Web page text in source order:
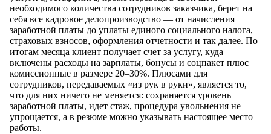
необходимого количества сотрудников заказчика, берет на
себя все кадровое делопроизводство — от начисления
заработной платы до уплаты единого социального налога,
страховых взносов, оформления отчетности и так далее. По
итогам месяца клиент получает счет за услугу, куда
включены расходы на зарплаты, бонусы и соцпакет плюс
комиссионные в размере 20–30%. Плюсами для
сотрудников, передаваемых «из рук в руки», является то,
что для них ничего не меняется: сохраняется уровень
заработной платы, идет стаж, процедура увольнения не
упрощается, а в резюме можно указывать настоящее место
работы.